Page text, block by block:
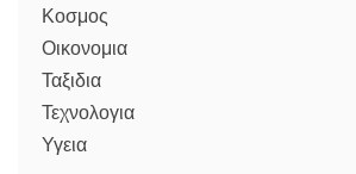
Κοσμος
Οικονομια
Ταξιδια
Τεχνολογια
Υγεια